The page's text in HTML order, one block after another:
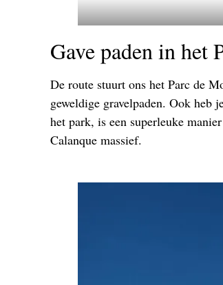
Gave paden in het
De route stuurt ons het Parc de
geweldige gravelpaden. Ook heb
het park, is een superleuke
Calanque massief.